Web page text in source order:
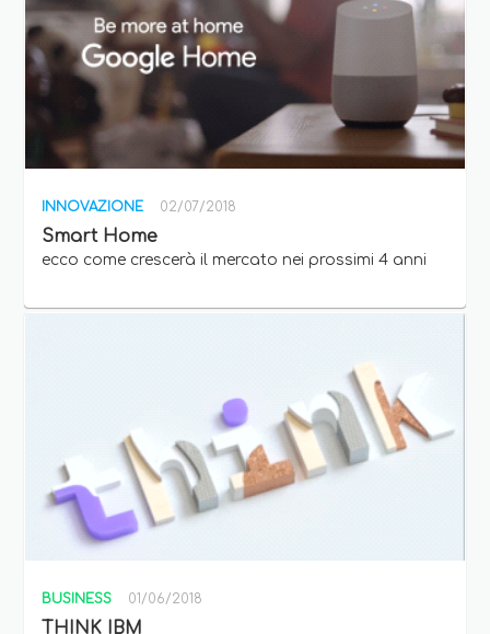
INNOVAZIONE 02/07/2018
Smart Home
ecco come crescerà il mercato nei prossimi 4 anni
BUSINESS 01/06/2018
THINK IBM